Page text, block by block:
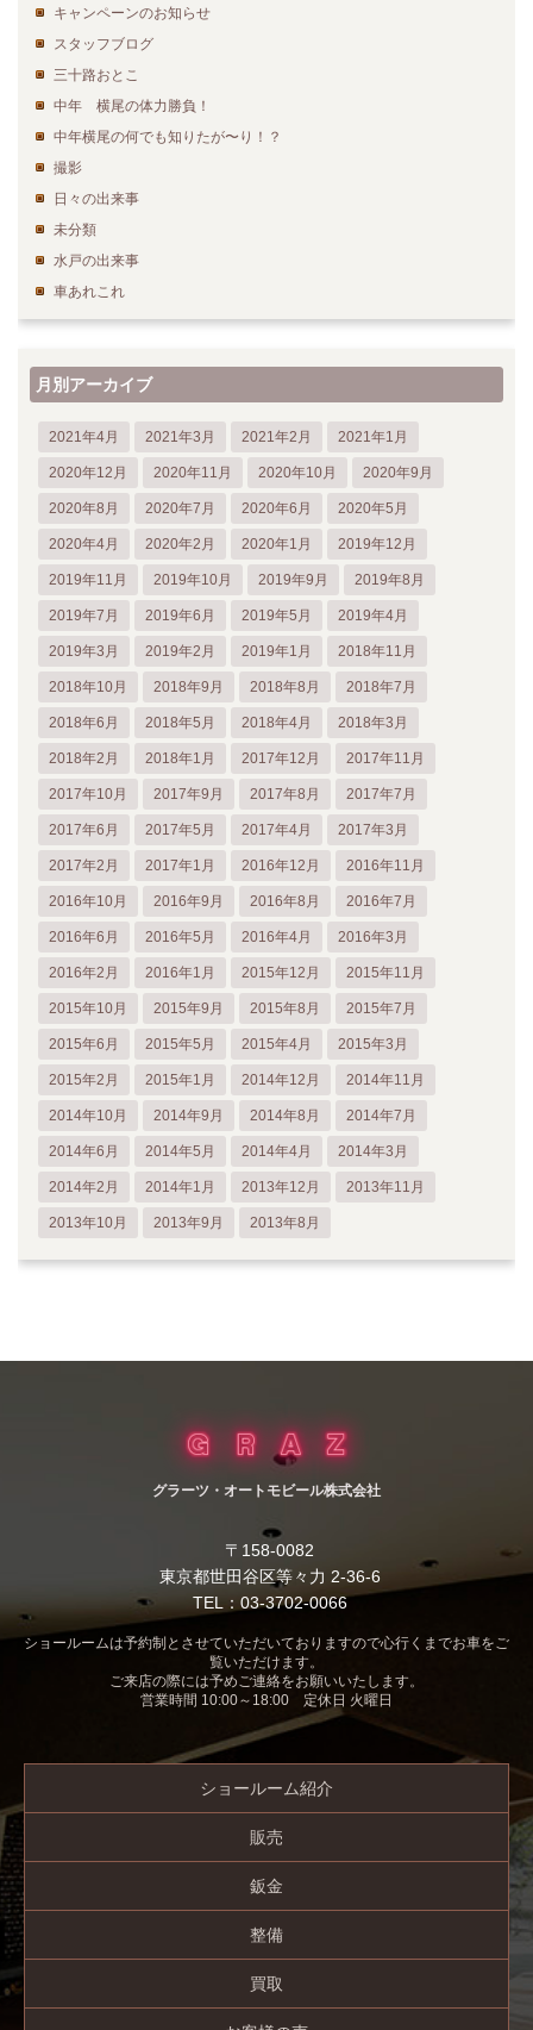
キャンペーンのお知らせ
スタッフブログ
三十路おとこ
中年 横尾の体力勝負！
中年横尾の何でも知りたが〜り！？
撮影
日々の出来事
未分類
水戸の出来事
車あれこれ
月別アーカイブ
2021年4月 2021年3月 2021年2月 2021年1月
2020年12月 2020年11月 2020年10月 2020年9月
2020年8月 2020年7月 2020年6月 2020年5月
2020年4月 2020年2月 2020年1月 2019年12月
2019年11月 2019年10月 2019年9月 2019年8月
2019年7月 2019年6月 2019年5月 2019年4月
2019年3月 2019年2月 2019年1月 2018年11月
2018年10月 2018年9月 2018年8月 2018年7月
2018年6月 2018年5月 2018年4月 2018年3月
2018年2月 2018年1月 2017年12月 2017年11月
2017年10月 2017年9月 2017年8月 2017年7月
2017年6月 2017年5月 2017年4月 2017年3月
2017年2月 2017年1月 2016年12月 2016年11月
2016年10月 2016年9月 2016年8月 2016年7月
2016年6月 2016年5月 2016年4月 2016年3月
2016年2月 2016年1月 2015年12月 2015年11月
2015年10月 2015年9月 2015年8月 2015年7月
2015年6月 2015年5月 2015年4月 2015年3月
2015年2月 2015年1月 2014年12月 2014年11月
2014年10月 2014年9月 2014年8月 2014年7月
2014年6月 2014年5月 2014年4月 2014年3月
2014年2月 2014年1月 2013年12月 2013年11月
2013年10月 2013年9月 2013年8月
グラーツ・オートモビール株式会社
〒158-0082
東京都世田谷区等々力 2-36-6
TEL：03-3702-0066
ショールームは予約制とさせていただいておりますので心行くまでお車をご
覧いただけます。
ご来店の際には予めご連絡をお願いいたします。
営業時間 10:00～18:00 定休日 火曜日
ショールーム紹介
販売
鈑金
整備
買取